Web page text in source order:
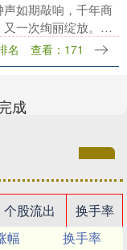
如期敲响，千年商
一次绚丽绽放。
“广货”如何集体“走
广汽集团作为“广
名 查看：171
成
个股流出
换手率
幅
换手率